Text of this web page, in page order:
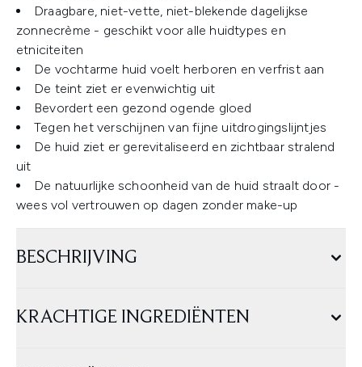
Draagbare, niet-vette, niet-blekende dagelijkse
zonnecrème - geschikt voor alle huidtypes en
etniciteiten
De vochtarme huid voelt herboren en verfrist aan
De teint ziet er evenwichtig uit
Bevordert een gezond ogende gloed
Tegen het verschijnen van fijne uitdrogingslijntjes
De huid ziet er gerevitaliseerd en zichtbaar stralend
uit
De natuurlijke schoonheid van de huid straalt door -
wees vol vertrouwen op dagen zonder make-up
BESCHRIJVING
KRACHTIGE INGREDIËNTEN